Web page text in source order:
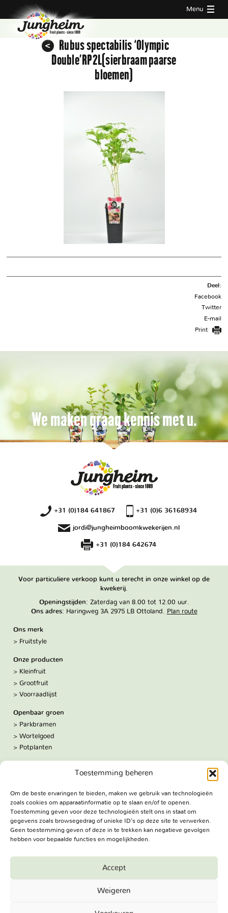
Toestemming beheren
Om de beste ervaringen te bieden, maken we gebruik van technologieën
zoals cookies om apparaatinformatie op te slaan en/of te openen.
Toestemming geven voor deze technologieën stelt ons in staat om
gegevens zoals browsegedrag of unieke ID's op deze site te verwerken.
Geen toestemming geven of deze in te trekken kan negatieve gevolgen
hebben voor bepaalde functies en mogelijkheden.
Accept
Weigeren
Menu
Rubus spectabilis ‘Olympic
Double’RP2L(sierbraam paarse
bloemen)
Deel:
Facebook
Twitter
E-mail
Print
We maken graag kennis met u.
+31 (0)184 641867 +31 (0)6 36168934
jordi@jungheimboomkwekerijen.nl
+31 (0)184 642674
Voor particuliere verkoop kunt u terecht in onze winkel op de
kwekerij.
Openingstijden: Zaterdag van 8.00 tot 12.00 uur.
Ons adres: Haringweg 3A 2975 LB Ottoland. Plan route
Ons merk
Fruitstyle
Onze producten
Kleinfruit
Grootfruit
Voorraadlijst
Openbaar groen
Parkbramen
Wortelgoed
Potplanten
Volg ons:
Facebook
Bezoekadres
Haringweg 3A
2975 LB Ottoland
Reserved.